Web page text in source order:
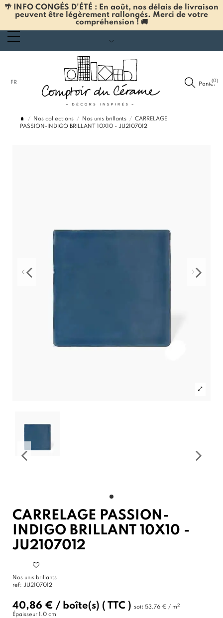
🌴 INFO CONGÉS D'ÉTÉ : En août, nos délais de livraison
peuvent être légèrement rallongés. Merci de votre
compréhension ! 🚚
FR Panier
(0)
Nos collections Nos unis brillants
CARRELAGE
PASSION-INDIGO BRILLANT 10X10 - JU2107012
CARRELAGE PASSION-
INDIGO BRILLANT 10X10 -
JU2107012
Nos unis brillants
ref: JU2107012
40,86 € / boîte(s) ( TTC ) soit 53,76 € / m2
Épaisseur 1.0 cm